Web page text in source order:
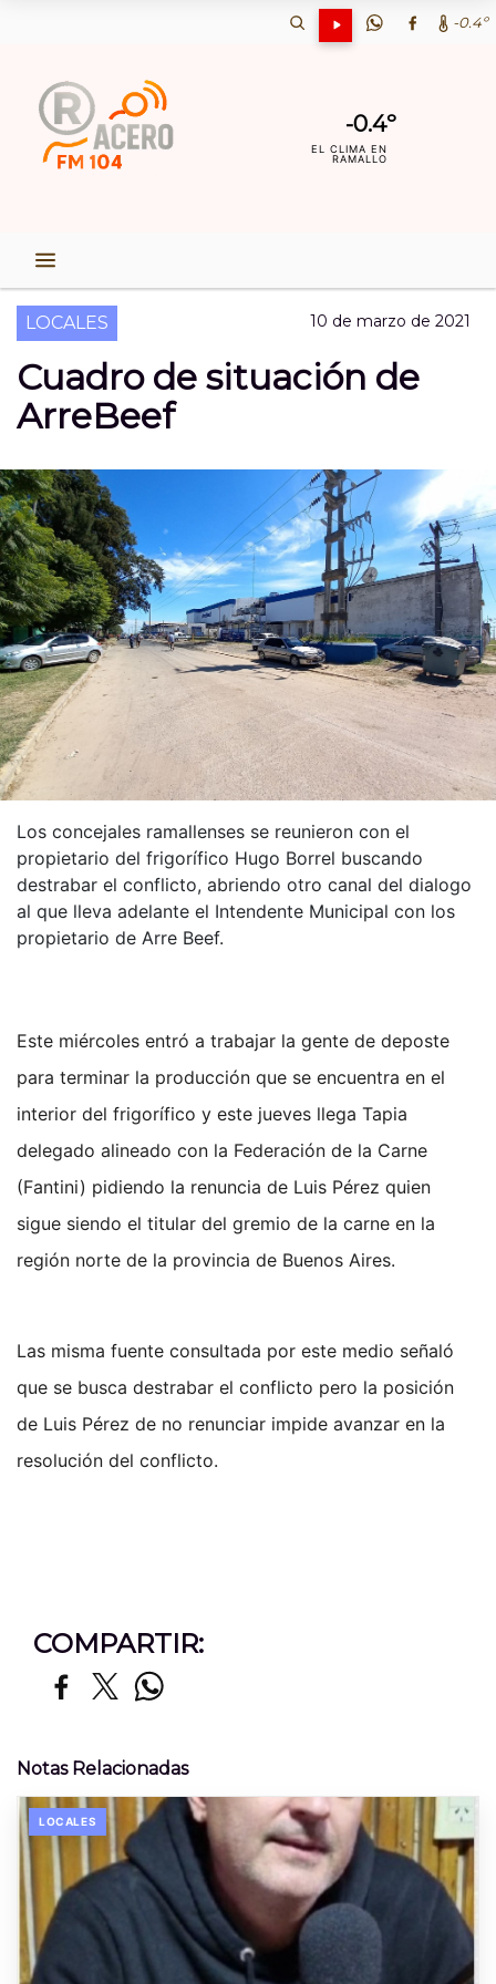
-0.4º
-0.4º
EL CLIMA EN
RAMALLO
LOCALES 10 de marzo de 2021
Cuadro de situación de
ArreBeef
Los concejales ramallenses se reunieron con el
propietario del frigorífico Hugo Borrel buscando
destrabar el conflicto, abriendo otro canal del dialogo
al que lleva adelante el Intendente Municipal con los
propietario de Arre Beef.
Este miércoles entró a trabajar la gente de deposte
para terminar la producción que se encuentra en el
interior del frigorífico y este jueves llega Tapia
delegado alineado con la Federación de la Carne
(Fantini) pidiendo la renuncia de Luis Pérez quien
sigue siendo el titular del gremio de la carne en la
región norte de la provincia de Buenos Aires.
Las misma fuente consultada por este medio señaló
que se busca destrabar el conflicto pero la posición
de Luis Pérez de no renunciar impide avanzar en la
resolución del conflicto.
COMPARTIR:
Notas Relacionadas
LOCALES